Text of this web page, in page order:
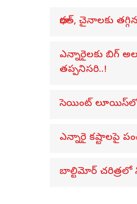
భారత్, చైనాలకు
ఎన్నారైలకు బిగ్
తప్పనిసరి..!
సెయింట్ లూయిస్‌లో
ఎన్నారై కష్టాలపై
బాల్టిమోర్ చరిత్రలో